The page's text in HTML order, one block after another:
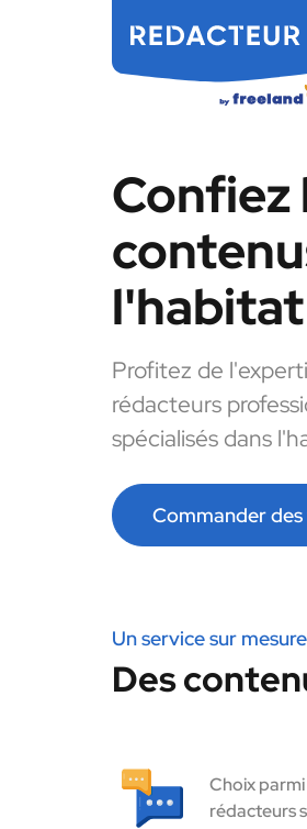
Confiez
Profitez de
rédacteurs
spécialisés dans
Commander
Un service sur
Des
Choix
rédacteurs